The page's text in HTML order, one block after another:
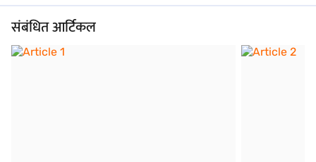
संबंधित आर्टिकल